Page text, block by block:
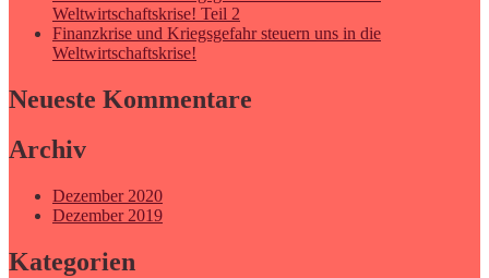
Weltwirtschaftskrise! Teil 2
Finanzkrise und Kriegsgefahr steuern uns in die
Weltwirtschaftskrise!
Neueste Kommentare
Archiv
Dezember 2020
Dezember 2019
Kategorien